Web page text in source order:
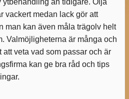
ytbehandling än tidigare. Olja
vackert medan lack gör att
man kan även måla trägolv helt
Valmöjligheterna är många och
veta vad som passar och är
kan ge bra råd och tips